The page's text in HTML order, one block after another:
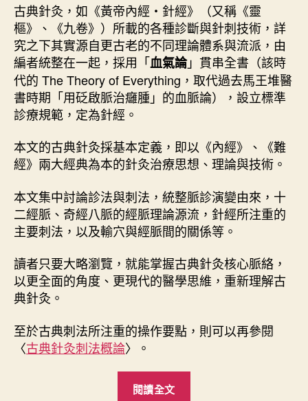
古典針灸，如《黃帝內經・針經》（又稱《靈
樞》、《九卷》）所載的各種診斷與針刺技術，詳
究之下其實源自更古老的不同理論體系與流派，由
編者統整在一起，採用「血氣論」貫串全書（該時
代的 The Theory of Everything，取代過去馬王堆醫
書時期「用砭啟脈治癰腫」的血脈論），設立標準
診療規範，定為針經。
本文的古典針灸採基本定義，即以《內經》、《難
經》兩大經典為本的針灸治療思想、理論與技術。
本文集中討論診法與刺法，統整脈診演變由來，十
二經脈、奇經八脈的經脈理論源流，針經所注重的
主要刺法，以及輸穴與經脈間的關係等。
讀者只要大略瀏覽，就能掌握古典針灸核心脈絡，
以更全面的角度、更現代的醫學思維，重新理解古
典針灸。
至於古典刺法所注重的操作要點，則可以再參閱
〈古典針灸刺法概論〉。
閱讀全文